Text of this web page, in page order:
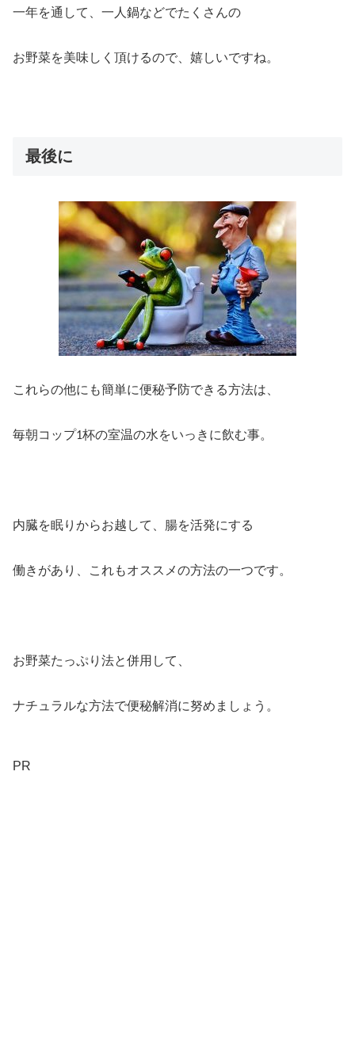
一年を通して、一人鍋などでたくさんの
お野菜を美味しく頂けるので、嬉しいですね。
最後に
これらの他にも簡単に便秘予防できる方法は、
毎朝コップ1杯の室温の水をいっきに飲む事。
内臓を眠りからお越して、腸を活発にする
働きがあり、これもオススメの方法の一つです。
お野菜たっぷり法と併用して、
ナチュラルな方法で便秘解消に努めましょう。
PR